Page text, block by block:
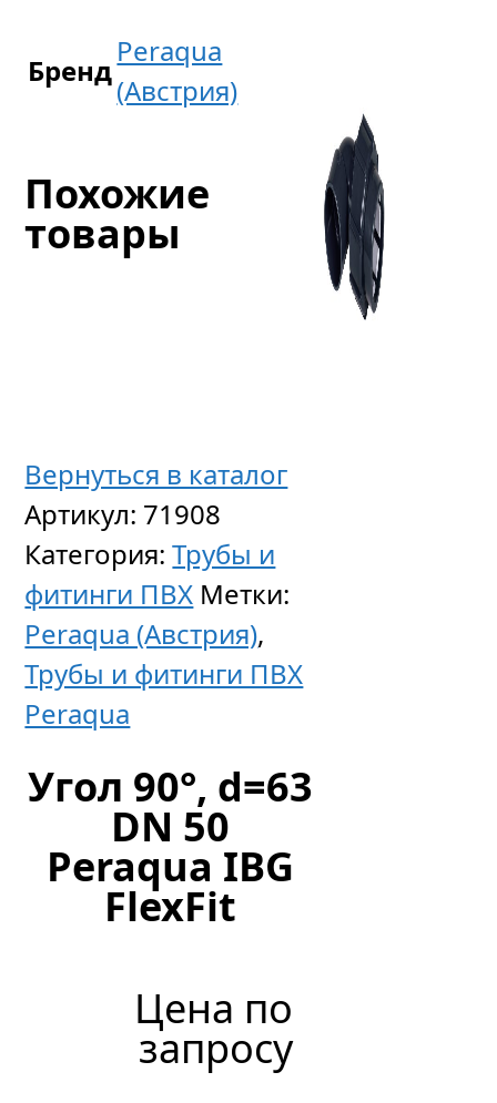
Вернуться в каталог
Артикул: 71908
Категория:Трубы и
фитинги ПВХ Метки:
Peraqua (Австрия),
Трубы и фитинги ПВХ
Peraqua
Угол 90°, d=63
DN 50
Peraqua IBG
FlexFit
Цена по
запросу
Бренд
Peraqua
(Австрия)
Похожие
товары